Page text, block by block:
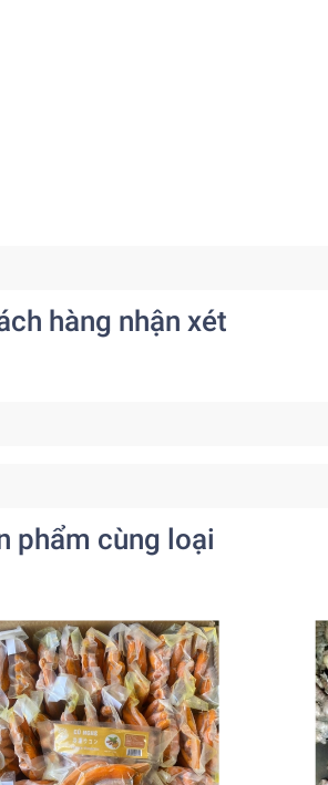
hàng nhận xét
phẩm cùng loại